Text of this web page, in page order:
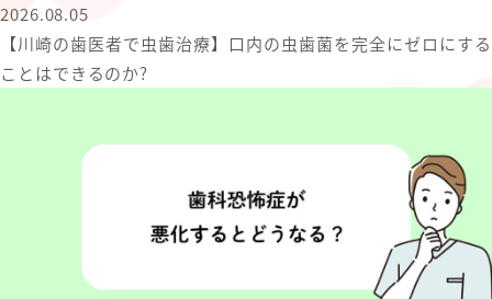
2026.08.05
【川崎の歯医者で虫歯治療】口内の虫歯菌を完全にゼロにする
ことはできるのか?